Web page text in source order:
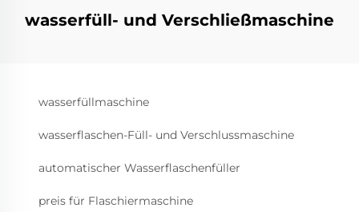
wasserfüll- und Verschließmaschine
wasserfüllmaschine
wasserflaschen-Füll- und Verschlussmaschine
automatischer Wasserflaschenfüller
preis für Flaschiermaschine